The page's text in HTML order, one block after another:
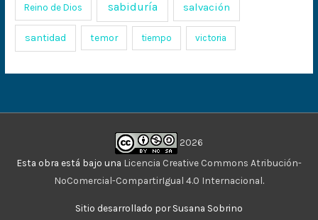
Reino de Dios sabiduría salvación
santidad temor tiempo victoria
2026
Esta obra está bajo una Licencia Creative Commons Atribución-
NoComercial-CompartirIgual 4.0 Internacional.
Sitio desarrollado por Susana Sobrino